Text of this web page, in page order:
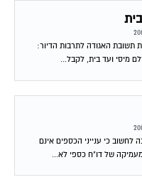
האגודה לתרבות הדיור:
מיסי ועד בית, לקבל...
כי ענייני הכספים אינם
של דו"ח כספי לא...